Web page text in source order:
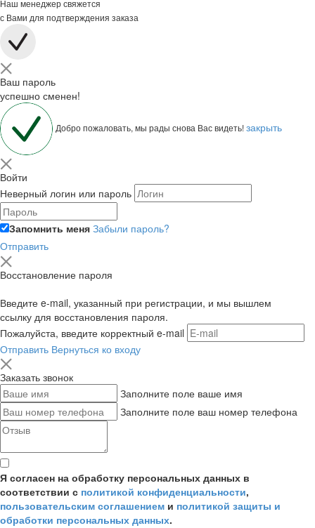
Наш менеджер свяжется
с Вами для подтверждения заказа
Ваш пароль
успешно сменен!
Добро пожаловать, мы рады снова Вас видеть!закрыть
Войти
Неверный логин или пароль
Запомнить меня Забыли пароль?
Отправить
Восстановление пароля
Введите e-mail, указанный при регистрации, и мы вышлем
ссылку для восстановления пароля.
Пожалуйста, введите корректный e-mail
Отправить Вернуться ко входу
Заказать звонок
Заполните поле ваше имя
Заполните поле ваш номер телефона
Я согласен на обработку персональных данных в
соответствии с политикой конфиденциальности,
пользовательским соглашением и политикой защиты и
обработки персональных данных.